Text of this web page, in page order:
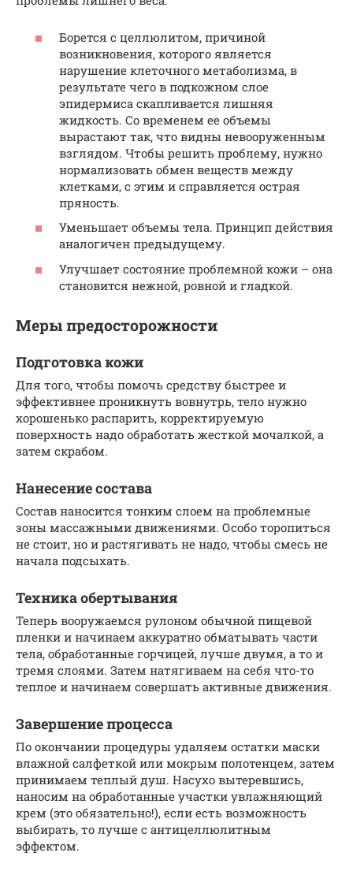
Борется с целлюлитом, причиной
возникновения, которого является
нарушение клеточного метаболизма, в
результате чего в подкожном слое
эпидермиса скапливается лишняя
жидкость. Со временем ее объемы
вырастают так, что видны невооруженным
взглядом. Чтобы решить проблему, нужно
нормализовать обмен веществ между
клетками, с этим и справляется острая
пряность.
Уменьшает объемы тела. Принцип действия
аналогичен предыдущему.
Улучшает состояние проблемной кожи – она
становится нежной, ровной и гладкой.
Меры предосторожности
Подготовка кожи
Для того, чтобы помочь средству быстрее и
эффективнее проникнуть вовнутрь, тело нужно
хорошенько распарить, корректируемую
поверхность надо обработать жесткой мочалкой, а
затем скрабом.
Нанесение состава
Состав наносится тонким слоем на проблемные
зоны массажными движениями. Особо торопиться
не стоит, но и растягивать не надо, чтобы смесь не
начала подсыхать.
Техника обертывания
Теперь вооружаемся рулоном обычной пищевой
пленки и начинаем аккуратно обматывать части
тела, обработанные горчицей, лучше двумя, а то и
тремя слоями. Затем натягиваем на себя что-то
теплое и начинаем совершать активные движения.
Завершение процесса
По окончании процедуры удаляем остатки маски
влажной салфеткой или мокрым полотенцем, затем
принимаем теплый душ. Насухо вытеревшись,
наносим на обработанные участки увлажняющий
крем (это обязательно!), если есть возможность
выбирать, то лучше с антицеллюлитным
эффектом.